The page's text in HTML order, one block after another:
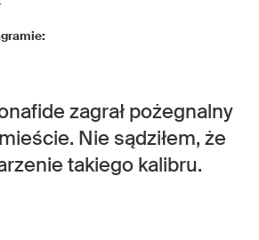
zagrał pożegnalny
Nie sądziłem, że
takiego kalibru.